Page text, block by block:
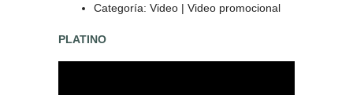
Categoría: Video | Video promocional
PLATINO